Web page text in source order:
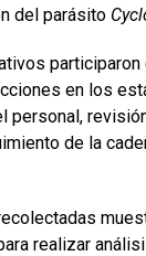
del parásito
en los
personal,
de la
realizar